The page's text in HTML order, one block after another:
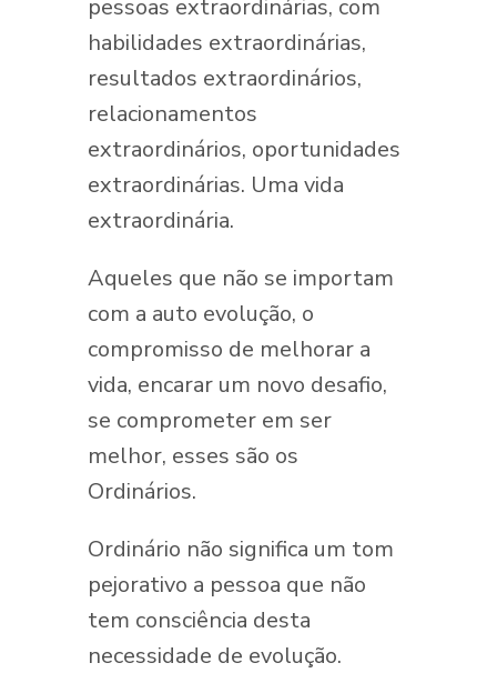
pessoas extraordinárias, com
habilidades extraordinárias,
resultados extraordinários,
relacionamentos
extraordinários, oportunidades
extraordinárias. Uma vida
extraordinária.
Aqueles que não se importam
com a auto evolução, o
compromisso de melhorar a
vida, encarar um novo desafio,
se comprometer em ser
melhor, esses são os
Ordinários.
Ordinário não significa um tom
pejorativo a pessoa que não
tem consciência desta
necessidade de evolução.